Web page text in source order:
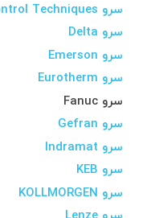
سرو Control Techniques
سرو Delta
سرو Emerson
سرو Eurotherm
سرو Fanuc
سرو Gefran
سرو Indramat
سرو KEB
سرو KOLLMORGEN